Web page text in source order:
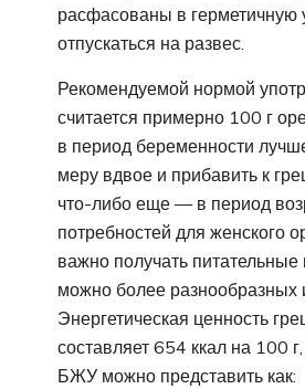
расфасованы в герметичную
отпускаться на развес.
Рекомендуемой нормой
считается примерно 100 г
в период беременности
меру вдвое и прибавить к
что-либо еще — в период
потребностей для женского
важно получать питательные
можно более разнообразных
Энергетическая ценность
составляет 654 ккал на 100
БЖУ можно представить как: